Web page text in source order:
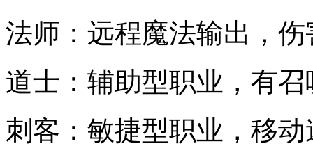
法师：远程魔法输出，
道士：辅助型职业，有
刺客：敏捷型职业，移